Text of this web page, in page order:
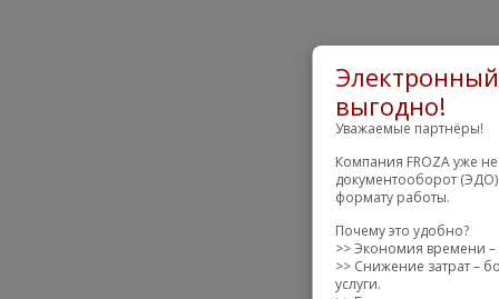
выгодно!
Уважаемые партнёры!
Компания FROZA уже
документооборот
формату работы.
Почему это удобно?
>> Экономия времени –
>> Снижение затрат –
услуги.